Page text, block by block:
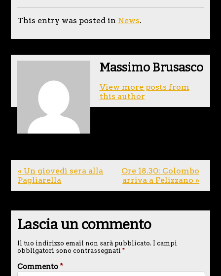
This entry was posted in News.
Massimo Brusasco
View more posts from
this author
« Un giovedì sera alla
Pagliarella
Ore 18.30: Colombo
arriva a Felizzano »
Lascia un commento
Il tuo indirizzo email non sarà pubblicato. I campi
obbligatori sono contrassegnati *
Commento*